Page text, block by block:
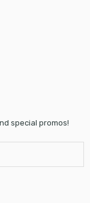
special promos!